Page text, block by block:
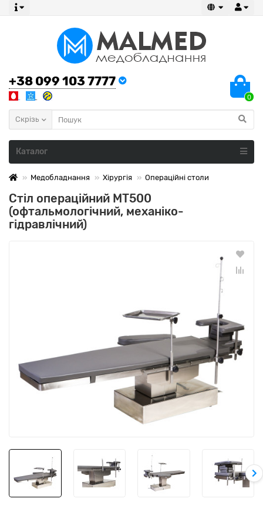
+38 099 103 7777
0
Скрізь
Каталог
Медобладнання Хірургія Операційні столи
Стіл операційний MТ500
(офтальмологічний, механіко-
гідравлічний)